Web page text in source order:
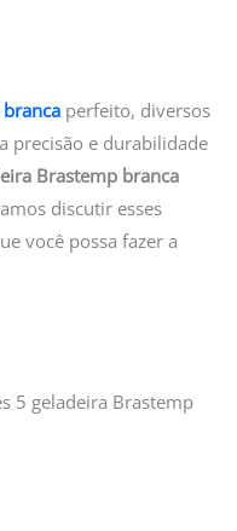
perfeito, diversos
precisão e durabilidade
Brastemp branca
discutir esses
você possa fazer a
5 geladeira Brastemp